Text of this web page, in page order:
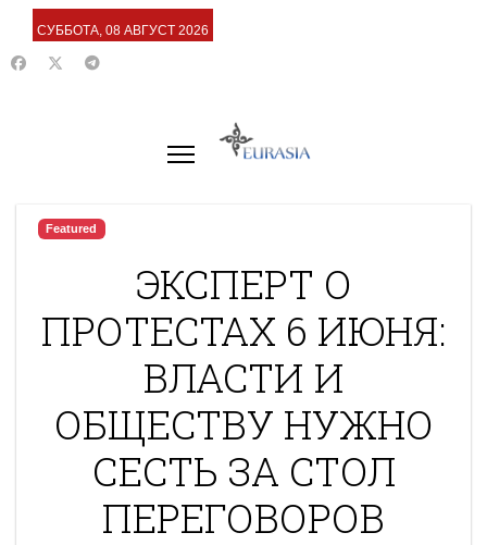
СУББОТА, 08 АВГУСТ 2026
Featured
ЭКСПЕРТ О
ПРОТЕСТАХ 6 ИЮНЯ:
ВЛАСТИ И
ОБЩЕСТВУ НУЖНО
СЕСТЬ ЗА СТОЛ
ПЕРЕГОВОРОВ